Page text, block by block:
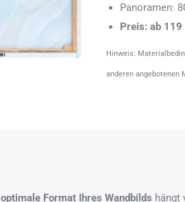
Panoramen:
Preis: ab 119
Hinweis:
anderen angebotenen
optimale Format Ihres Wandbilds hängt